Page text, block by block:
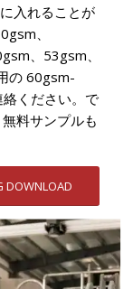
入れることが
、
、53gsm、
の 60gsm-
ください。で
料サンプルも
DOWNLOAD